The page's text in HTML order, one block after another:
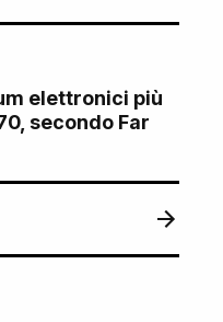
elettronici più
secondo Far